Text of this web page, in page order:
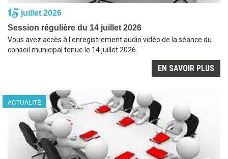
15 juillet 2026
Session régulière du 14 juillet 2026
Vous avez accès à l'enregistrement audio vidéo de la séance du
conseil municipal tenue le 14 juillet 2026.
EN SAVOIR PLUS
ACTUALITÉ